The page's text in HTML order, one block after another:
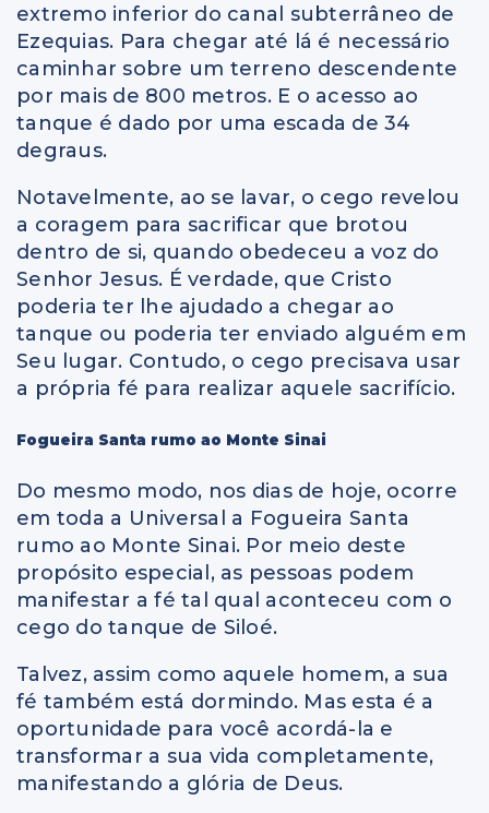
extremo inferior do canal subterrâneo de
Ezequias. Para chegar até lá é necessário
caminhar sobre um terreno descendente
por mais de 800 metros. E o acesso ao
tanque é dado por uma escada de 34
degraus.
Notavelmente, ao se lavar, o cego revelou
a coragem para sacrificar que brotou
dentro de si, quando obedeceu a voz do
Senhor Jesus. É verdade, que Cristo
poderia ter lhe ajudado a chegar ao
tanque ou poderia ter enviado alguém em
Seu lugar. Contudo, o cego precisava usar
a própria fé para realizar aquele sacrifício.
Fogueira Santa rumo ao Monte Sinai
Do mesmo modo, nos dias de hoje, ocorre
em toda a Universal a Fogueira Santa
rumo ao Monte Sinai. Por meio deste
propósito especial, as pessoas podem
manifestar a fé tal qual aconteceu com o
cego do tanque de Siloé.
Talvez, assim como aquele homem, a sua
fé também está dormindo. Mas esta é a
oportunidade para você acordá-la e
transformar a sua vida completamente,
manifestando a glória de Deus.